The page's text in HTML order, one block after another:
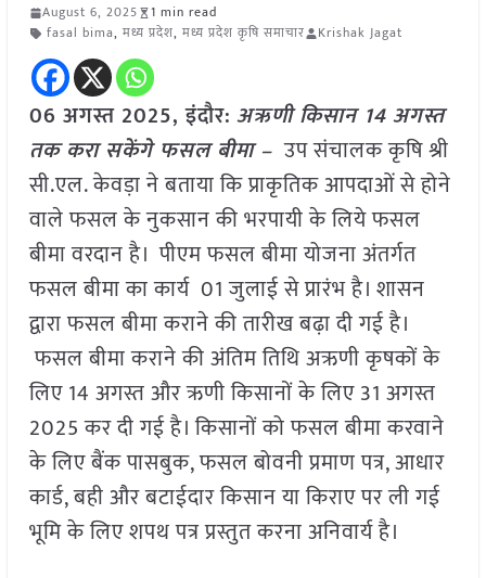
August 6, 2025
1 min read
fasal bima, मध्य प्रदेश, मध्य प्रदेश कृषि समाचार Krishak Jagat
06 अगस्त 2025,इंदौर: अऋणी किसान 14 अगस्त
तक करा सकेंगे फसल बीमा – उप संचालक कृषि श्री
सी.एल. केवड़ा ने बताया कि प्राकृतिक आपदाओं से होने
वाले फसल के नुकसान की भरपायी के लिये फसल
बीमा वरदान है। पीएम फसल बीमा योजना अंतर्गत
फसल बीमा का कार्य 01 जुलाई से प्रारंभ है। शासन
द्वारा फसल बीमा कराने की तारीख बढ़ा दी गई है।
फसल बीमा कराने की अंतिम तिथि अऋणी कृषकों के
लिए 14 अगस्त और ऋणी किसानों के लिए 31 अगस्त
2025 कर दी गई है। किसानों को फसल बीमा करवाने
के लिए बैंक पासबुक, फसल बोवनी प्रमाण पत्र, आधार
कार्ड, बही और बटाईदार किसान या किराए पर ली गई
भूमि के लिए शपथ पत्र प्रस्तुत करना अनिवार्य है।